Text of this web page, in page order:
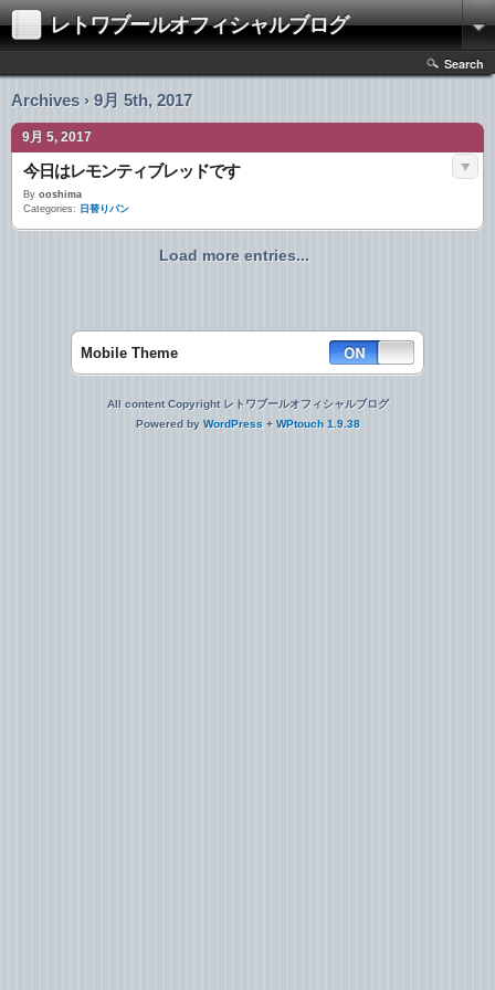
レトワブールオフィシャルブログ
Search
Archives › 9月 5th, 2017
9月 5, 2017
今日はレモンティブレッドです
By ooshima
Categories: 日替りパン
Load more entries...
Mobile Theme
All content Copyright レトワブールオフィシャルブログ
Powered by WordPress + WPtouch 1.9.38